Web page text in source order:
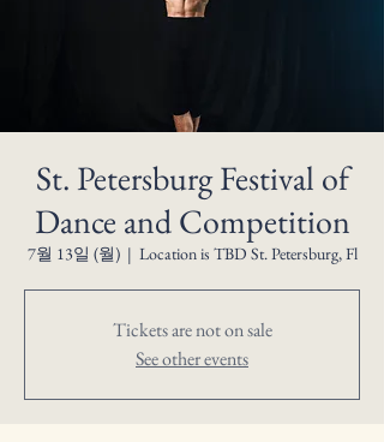
St. Petersburg Festival of
Dance and Competition
7월 13일 (월)
  |
Location is TBD St. Petersburg, Fl
Tickets are not on sale
See other events